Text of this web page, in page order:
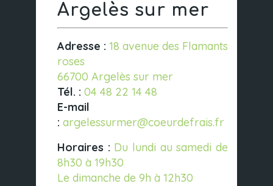
Argelès sur mer
Adresse : 18 avenue des Flamants
roses
66700 Argelès sur mer
Tél. : 04 48 22 14 48
E-mail
: argelessurmer@coeurdefrais.fr
Horaires : Du lundi au samedi de
8h30 à 19h30
Le dimanche de 9h à 12h30